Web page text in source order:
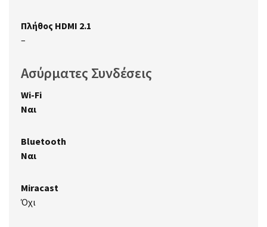
Πλήθος HDMI 2.1
–
Ασύρματες Συνδέσεις
Wi-Fi
Ναι
Bluetooth
Ναι
Miracast
Όχι